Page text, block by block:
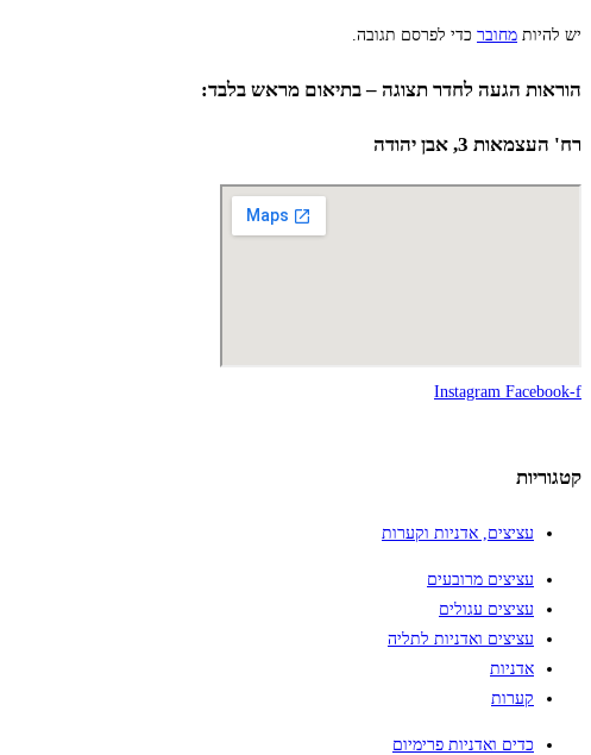
יש להיות מחובר כדי לפרסם תגובה.
הוראות הגעה לחדר תצוגה – בתיאום מראש בלבד:
רח' העצמאות 3, אבן יהודה
Instagram Facebook-f
קטגוריות
עציצים, אדניות וקערות
עציצים מרובעים
עציצים עגולים
עציצים ואדניות לתליה
אדניות
קערות
כדים ואדניות פרימיום